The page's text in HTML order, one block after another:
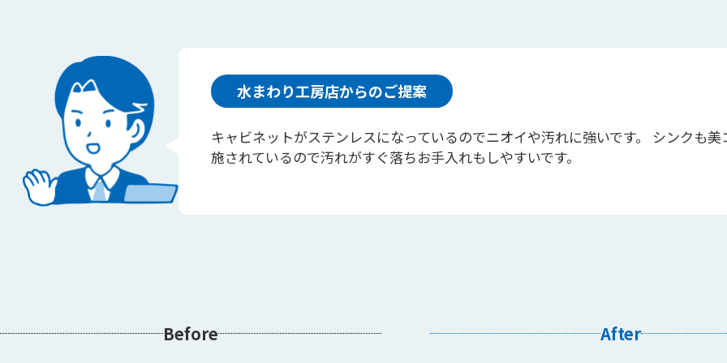
水まわり工房店からのご提案
キャビネットがステンレスになっているのでニオイや汚れに強いです。 シンクも美
施されているので汚れがすぐ落ちお手入れもしやすいです。
Before After